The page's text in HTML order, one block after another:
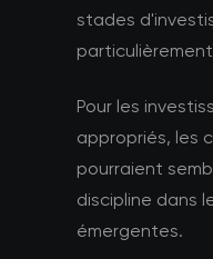
stades
Pour les
appropriés, les
pourraient
discipline dans
émergentes.